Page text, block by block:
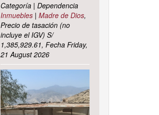
Categoría | Dependencia
Inmuebles| Madre de Dios,
Precio de tasación (no
incluye el IGV) S/
1,385,929.61, Fecha Friday,
21 August 2026